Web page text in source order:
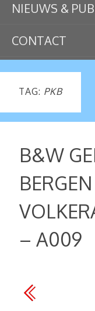
NIEUWS &
CONTACT
TAG: PKB
B&W
– A009